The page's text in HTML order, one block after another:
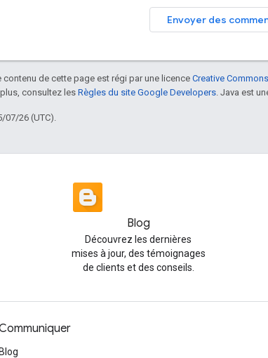
Envoyer des
contenu de cette page est régi par une licence Creative
plus, consultez les Règles du site Google Developers . Java est
07/26 (UTC).
Blog
Découvrez les dernières
mises à jour, des témoignages
de clients et des conseils.
Blog